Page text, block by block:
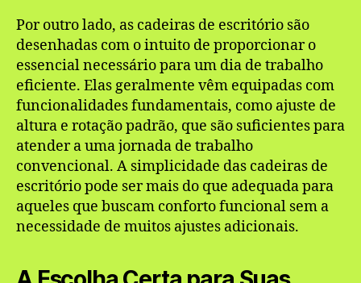
Por outro lado, as cadeiras de escritório são
desenhadas com o intuito de proporcionar o
essencial necessário para um dia de trabalho
eficiente. Elas geralmente vêm equipadas com
funcionalidades fundamentais, como ajuste de
altura e rotação padrão, que são suficientes para
atender a uma jornada de trabalho
convencional. A simplicidade das cadeiras de
escritório pode ser mais do que adequada para
aqueles que buscam conforto funcional sem a
necessidade de muitos ajustes adicionais.